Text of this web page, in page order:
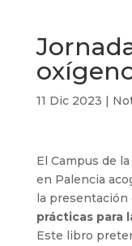
11 Dic 2023 |
El Campus de
en Palencia
la presentación
prácticas para
Este libro